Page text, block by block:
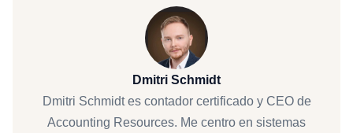
Dmitri Schmidt
Dmitri Schmidt es contador certificado y CEO de
Accounting Resources. Me centro en sistemas